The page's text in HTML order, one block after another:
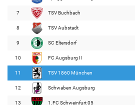
7 TSV Buchbach
8 TSV Aubstadt
9 SC Eltersdorf
10 FC Augsburg II
11 TSV 1860 München
12 Schwaben Augsburg
13 1.FC Schweinfurt 05